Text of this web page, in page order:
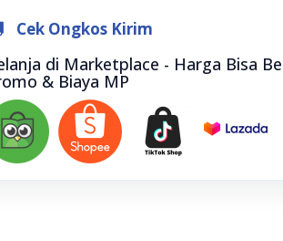
Cek Ongkos Kirim
di Marketplace - Harga Bisa
& Biaya MP